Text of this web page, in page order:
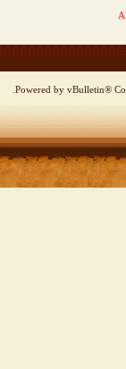
Powered by vBulletin®